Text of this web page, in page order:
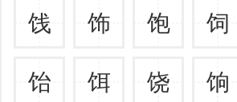
饯 饰 饱 饲
饴 饵 饶 饷